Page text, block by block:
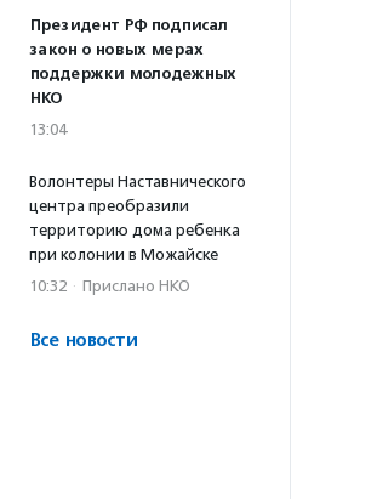
Президент РФ подписал
закон о новых мерах
поддержки молодежных
НКО
13:04
Волонтеры Наставнического
центра преобразили
территорию дома ребенка
при колонии в Можайске
10:32 · Прислано НКО
Все новости